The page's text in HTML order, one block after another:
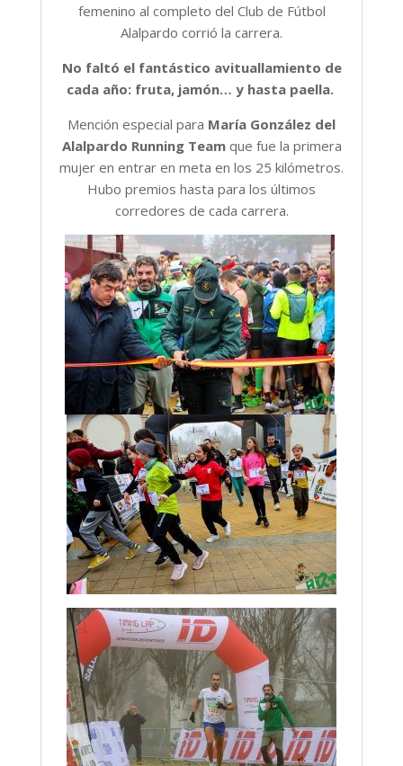
femenino al completo del Club de Fútbol
Alalpardo corrió la carrera.
No faltó el fantástico avituallamiento de
cada año: fruta, jamón… y hasta paella.
Mención especial para María González del
Alalpardo Running Teamque fue la primera
mujer en entrar en meta en los 25 kilómetros.
Hubo premios hasta para los últimos
corredores de cada carrera.